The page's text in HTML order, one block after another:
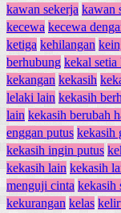
kawan sekerja kawan
kecewa kecewa
ketiga kehilangan
berhubung kekal setia
kekangan kekasih
lelaki lain kekasih
lain kekasih berubah
enggan putus kekasih
kekasih ingin putus
kekasih lain kekasih
menguji cinta kekasih
kekurangan kelas